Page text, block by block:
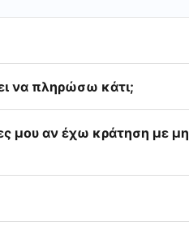
να πληρώσω κάτι;
μου αν έχω κράτηση με μη